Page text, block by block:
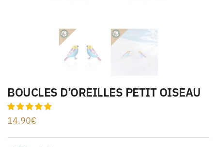
BOUCLES D’OREILLES PETIT OISEAU
14.90€